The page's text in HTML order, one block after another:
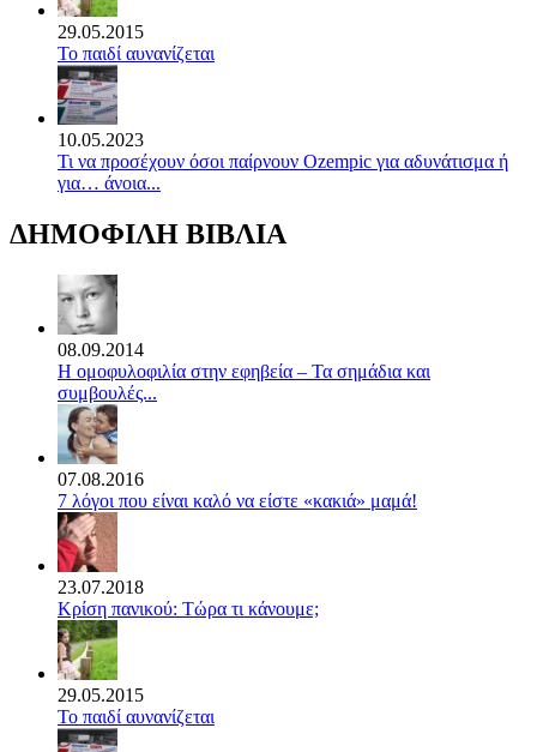
29.05.2015
Το παιδί αυνανίζεται
10.05.2023
Τι να προσέχουν όσοι παίρνουν Ozempic για αδυνάτισμα ή
για… άνοια...
ΔΗΜΟΦΙΛΗ ΒΙΒΛΙΑ
08.09.2014
Η ομοφυλοφιλία στην εφηβεία – Τα σημάδια και
συμβουλές...
07.08.2016
7 λόγοι που είναι καλό να είστε «κακιά» μαμά!
23.07.2018
Κρίση πανικού: Τώρα τι κάνουμε;
29.05.2015
Το παιδί αυνανίζεται